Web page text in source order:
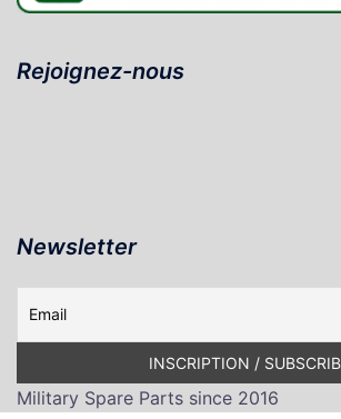
Rejoignez-nous
Newsletter
Military Spare Parts since 2016